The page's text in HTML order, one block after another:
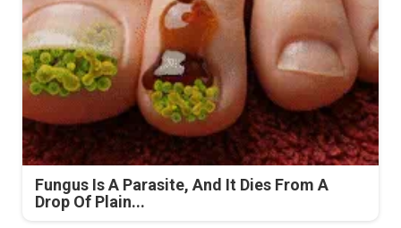
Fungus Is A Parasite, And It Dies From A
Drop Of Plain...